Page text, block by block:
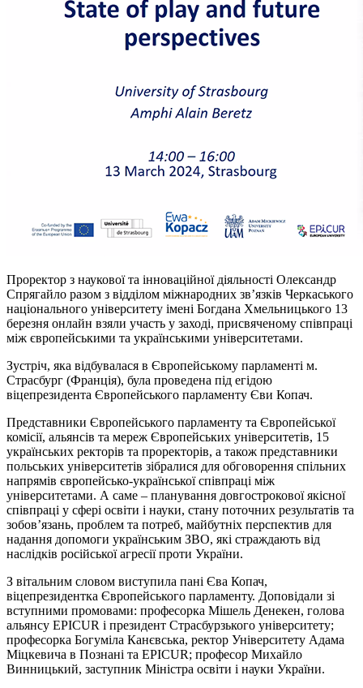
Проректор з наукової та інноваційної діяльності Олександр
Спрягайло разом з відділом міжнародних зв’язків Черкаського
національного університету імені Богдана Хмельницького 13
березня онлайн взяли участь у заході, присвяченому співпраці
між європейськими та українськими університетами.
Зустріч, яка відбувалася в Європейському парламенті м.
Страсбург (Франція), була проведена під егідою
віцепрезидента Європейського парламенту Єви Копач.
Представники Європейського парламенту та Європейської
комісії, альянсів та мереж Європейських університетів, 15
українських ректорів та проректорів, а також представники
польських університетів зібралися для обговорення спільних
напрямів європейсько-української співпраці між
університетами. А саме – планування довгострокової якісної
співпраці у сфері освіти і науки, стану поточних результатів та
зобов’язань, проблем та потреб, майбутніх перспектив для
надання допомоги українським ЗВО, які страждають від
наслідків російської агресії проти України.
З вітальним словом виступила пані Єва Копач,
віцепрезидентка Європейського парламенту. Доповідали зі
вступними промовами: професорка Мішель Денекен, голова
альянсу EPICUR і президент Страсбурзького університету;
професорка Богуміла Канєвська, ректор Університету Адама
Міцкевича в Познані та EPICUR; професор Михайло
Винницький, заступник Міністра освіти і науки України.